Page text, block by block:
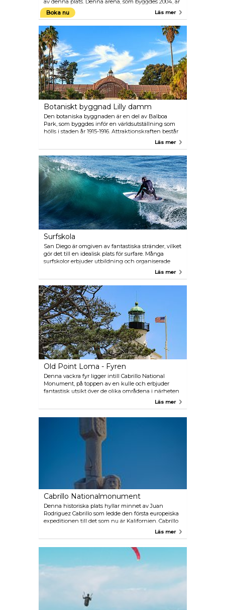
av denna plats. Denna arena, som byggdes 2004, är
lika känd för sin fantastiska arkitektur som för sin
utsikt över San Diego.
Boka nu Läs mer
Botaniskt byggnad Lilly damm
Den botaniska byggnaden är en del av Balboa
Park, som byggdes inför en världsutställning som
hölls i staden år 1915-1916. Attraktionskraften består
av den botaniska byggnaden, damm Lily och
men presenterar även säsongsbetonade växter
likaså.
Läs mer
Surfskola
San Diego är omgiven av fantastiska stränder, vilket
gör det till en idealisk plats för surfare. Många
surfskolor erbjuder utbildning och organiserade
läger där turister kan lära sig att surfa i en trygg
Beach, som erbjuder sina tjänster till erfarna och
oerfarna turister.
Läs mer
Old Point Loma - Fyren
Denna vackra fyr ligger intill Cabrillo National
Monument, på toppen av en kulle och erbjuder
fantastisk utsikt över de olika områdena i närheten
Läs mer
Cabrillo Nationalmonument
Denna historiska plats hyllar minnet av Juan
Rodriguez Cabrillo som ledde den första europeiska
expeditionen till det som nu är Kalifornien. Cabrillo
tros ha förankrat sitt flaggskepp, San Salvador, på
är en av de mest besökta nationella monument i
Läs mer